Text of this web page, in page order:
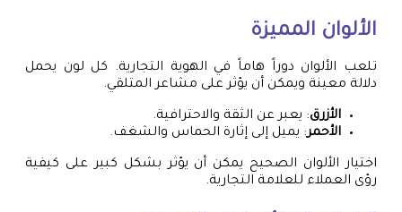
الألوان المميزة
تلعب الألوان دوراً هاماً في الهوية التجارية. كل لون يحمل
دلالة معينة ويمكن أن يؤثر على مشاعر المتلقي.
الأزرق: يعبر عن الثقة والاحترافية.
الأحمر: يميل إلى إثارة الحماس والشغف.
اختيار الألوان الصحيح يمكن أن يؤثر بشكل كبير على كيفية
رؤى العملاء للعلامة التجارية.